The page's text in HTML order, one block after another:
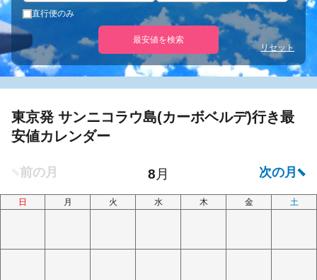
直行便のみ
最安値を検索
リセット
東京発 サンニコラウ島(カーボベルデ)行き最
安値カレンダー
日 月 火 水 木 金 土